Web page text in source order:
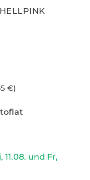
€)
und Fr,